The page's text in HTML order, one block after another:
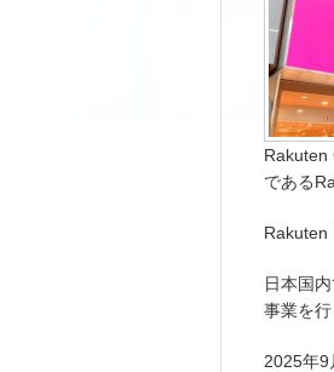
Rakuten
である
Rakuten
日本国
事業を行
2025年9